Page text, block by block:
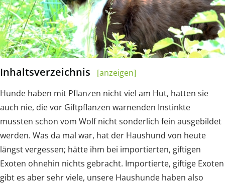
Inhaltsverzeichnis
[anzeigen]
Hunde haben mit Pflanzen nicht viel am Hut, hatten sie
auch nie, die vor Giftpflanzen warnenden Instinkte
mussten schon vom Wolf nicht sonderlich fein ausgebildet
werden. Was da mal war, hat der Haushund von heute
längst vergessen; hätte ihm bei importierten, giftigen
Exoten ohnehin nichts gebracht. Importierte, giftige Exoten
gibt es aber sehr viele, unsere Haushunde haben also